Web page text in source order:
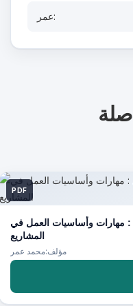
عمر:
PDF
: مهارات وأساسيات العمل في
المشاريع
مؤلف:محمد عمر